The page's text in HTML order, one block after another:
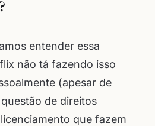
entender essa
não tá fazendo isso
(apesar de
de direitos
que fazem